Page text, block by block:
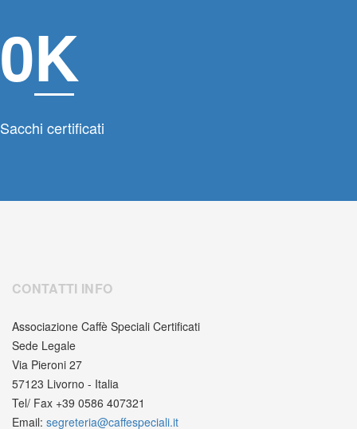
0
Sacchi certificati
CONTATTI INFO
Associazione Caffè Speciali Certificati
Sede Legale
Via Pieroni 27
57123 Livorno - Italia
Tel/ Fax +39 0586 407321
Email: segreteria@caffespeciali.it